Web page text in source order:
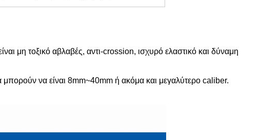
μη τοξικό αβλαβές, αντι-crossion, ισχυρό ελαστικό και δύναμη
μπορούν να είναι 8mm~40mm ή ακόμα και μεγαλύτερο caliber.